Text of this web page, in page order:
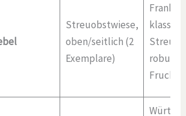
Streuobstwiese,
oben/seitlich (2
Exemplare)
robust,
Frucht